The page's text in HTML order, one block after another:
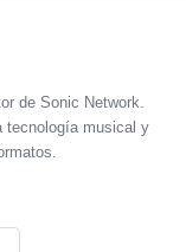
de Sonic Network.
tecnología musical y